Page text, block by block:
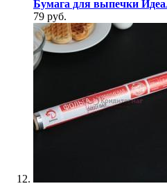
Бумага для выпечки
79 руб.